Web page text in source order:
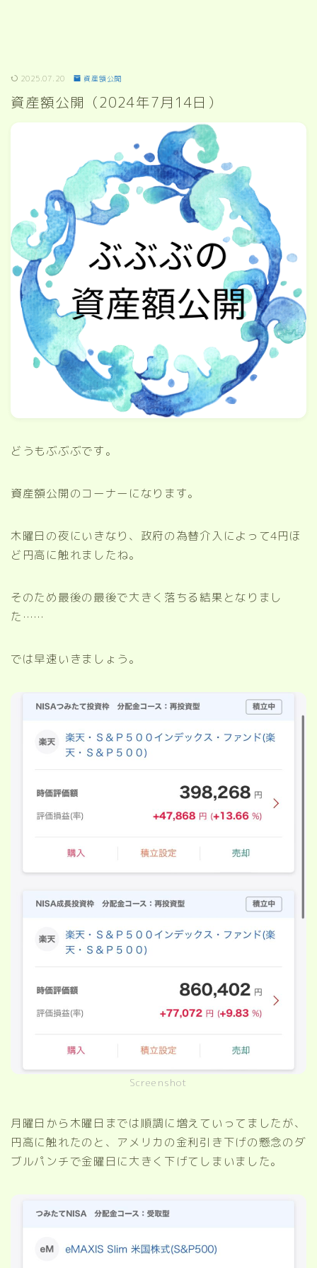
2025.07.20 資産額公開
資産額公開（2024年7月14日）
どうもぶぶぶです。
資産額公開のコーナーになります。
木曜日の夜にいきなり、政府の為替介入によって4円ほ
ど円高に触れましたね。
そのため最後の最後で大きく落ちる結果となりまし
た……
では早速いきましょう。
Screenshot
月曜日から木曜日までは順調に増えていってましたが、
円高に触れたのと、アメリカの金利引き下げの懸念のダ
ブルパンチで金曜日に大きく下げてしまいました。